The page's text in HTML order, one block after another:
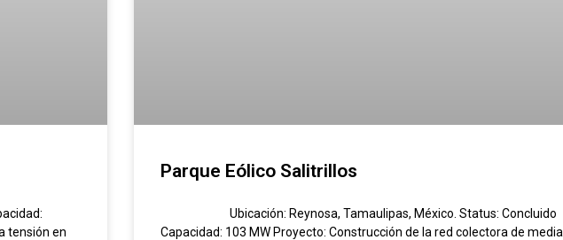
tensión en
Parque Eólico Salitrillos
Ubicación: Reynosa, Tamaulipas, México. Status: Concluido
Capacidad: 103 MW Proyecto: Construcción de la red colectora de media